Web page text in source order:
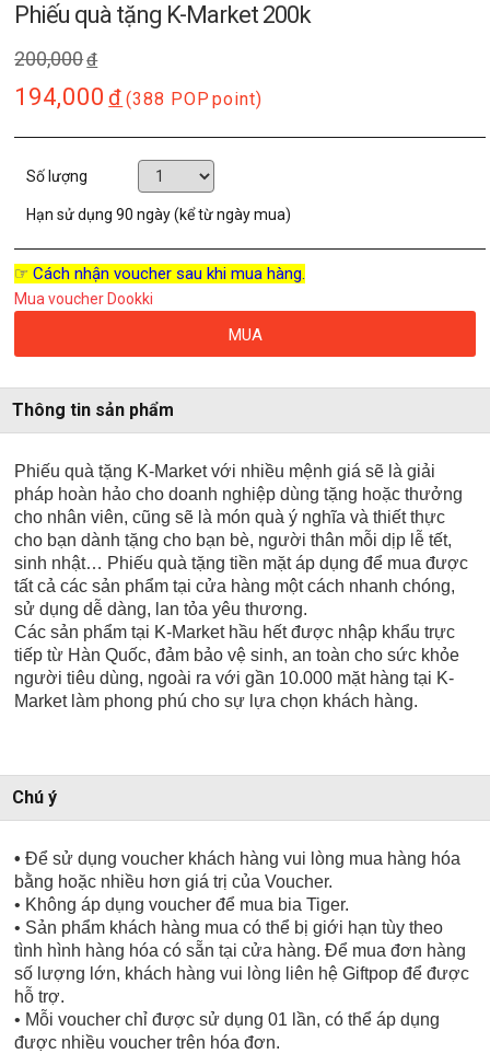
Phiếu quà tặng K-Market 200k
200,000đ
194,000 đ (388 POP point)
Số lượng
Hạn sử dụng90 ngày (kể từ ngày mua)
☞ Cách nhận voucher sau khi mua hàng.
Mua voucher Dookki
MUA
Thông tin sản phẩm
Phiếu quà tặng K-Market với nhiều mệnh giá sẽ là giải
pháp hoàn hảo cho doanh nghiệp dùng tặng hoặc thưởng
cho nhân viên, cũng sẽ là món quà ý nghĩa và thiết thực
cho bạn dành tặng cho bạn bè, người thân mỗi dịp lễ tết,
sinh nhật… Phiếu quà tặng tiền mặt áp dụng để mua được
tất cả các sản phẩm tại cửa hàng một cách nhanh chóng,
sử dụng dễ dàng, lan tỏa yêu thương.
Các sản phẩm tại K-Market hầu hết được nhập khẩu trực
tiếp từ Hàn Quốc, đảm bảo vệ sinh, an toàn cho sức khỏe
người tiêu dùng, ngoài ra với gần 10.000 mặt hàng tại K-
Market làm phong phú cho sự lựa chọn khách hàng.
Chú ý
•Để sử dụng voucher khách hàng vui lòng mua hàng hóa
bằng hoặc nhiều hơn giá trị của Voucher.
• Không áp dụng voucher để mua bia Tiger.
• Sản phẩm khách hàng mua có thể bị giới hạn tùy theo
tình hình hàng hóa có sẵn tại cửa hàng. Để mua đơn hàng
số lượng lớn, khách hàng vui lòng liên hệ Giftpop để được
hỗ trợ.
• Mỗi voucher chỉ được sử dụng 01 lần, có thể áp dụng
được nhiều voucher trên hóa đơn.